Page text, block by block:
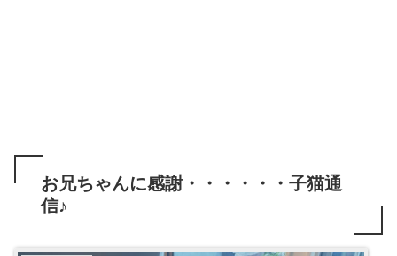
お兄ちゃんに感謝・・・・・・子猫通
信♪